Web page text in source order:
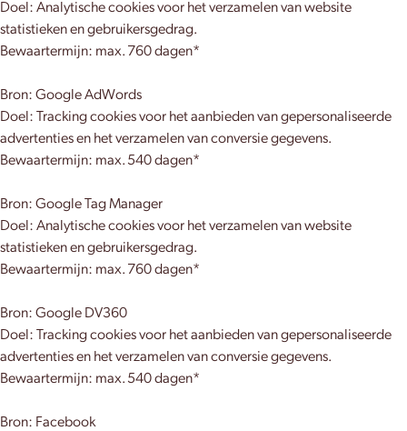
Doel: Analytische cookies voor het verzamelen van website
statistieken en gebruikersgedrag.
Bewaartermijn: max. 760 dagen*
Bron: Google AdWords
Doel: Tracking cookies voor het aanbieden van gepersonaliseerde
advertenties en het verzamelen van conversie gegevens.
Bewaartermijn: max. 540 dagen*
Bron: Google Tag Manager
Doel: Analytische cookies voor het verzamelen van website
statistieken en gebruikersgedrag.
Bewaartermijn: max. 760 dagen*
Bron: Google DV360
Doel: Tracking cookies voor het aanbieden van gepersonaliseerde
advertenties en het verzamelen van conversie gegevens.
Bewaartermijn: max. 540 dagen*
Bron: Facebook